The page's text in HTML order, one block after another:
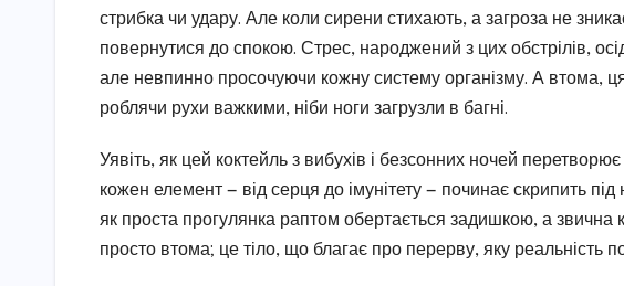
стрибка чи удару. Але коли сирени стихають, а загроза не
повернутися до спокою. Стрес, народжений з цих обстрілів,
але невпинно просочуючи кожну систему організму. А втома,
роблячи рухи важкими, ніби ноги загрузли в багні.
Уявіть, як цей коктейль з вибухів і безсонних ночей
кожен елемент — від серця до імунітету — починає скрипить
як проста прогулянка раптом обертається задишкою, а
просто втома; це тіло, що благає про перерву, яку реальність